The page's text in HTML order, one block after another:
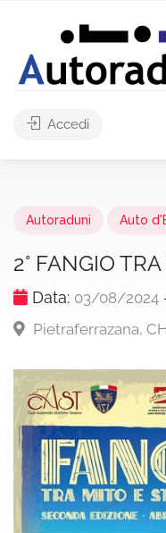
Accedi
Autoraduni Auto
2° FANGIO
Data: 03/08/2024
Pietraferrazana,